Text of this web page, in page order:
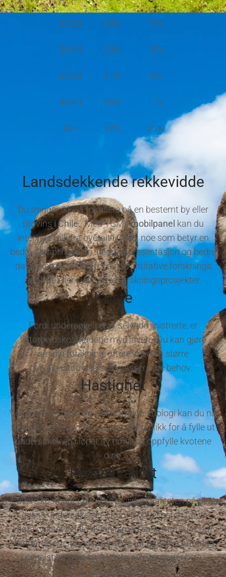
25-29 19% 10%
30-34 13% 10%
35-39 11% 9%
40-49 16% 17%
50+ 12% 35%
Landsdekkende rekkevidde
Du trenger ikke å fokusere på en bestemt by eller
provins i Chile.Med TGMsmobilpanel kan du
intervjue folk fra overalti Chile; noe som betyr en
bedre samplingsplan, bedre representasjon og bedre
data ekstrapolering for din kvantitative forsknings
analyse eller kvalitative forskningsprosjekter.
Koste
Fordi undersøkelser er selvadministrerte, er
feltarbeidskostnadene mye lavere. Du kan gjøre
smidig forskning, oftere, med en større
utvalgsstørrelse som passer dine behov.
Hastighet
Ved å bruke mobil og elektronisk teknologi kan du nå
tusenvis av respondenter på et øyeblikk for å fylle ut
undersøkelsen i løpet av timer og oppfylle kvotene
dine.
Prøvekvalitet
Lavere kostnader bør ikke påvirke kvaliteten på dine
online undersøkelser. Hos TGM Research tar vi
datakvalitet veldig alvorlig med en sentralisert og
standardisert streng prosedyre for panelrekruttering,
panelstyring og kvalitetskontroller under hele
markedsundersøkelsen.